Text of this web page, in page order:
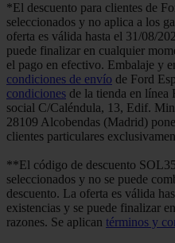
*El descuento para clientes de
seleccionados y no aplica a los
oferta es válida hasta el 31/08/
puede finalizar en cualquier
el pago en efectivo. Embalaje y
condiciones de envío de Ford
condiciones de la tienda en
social C/Caléndula, 13, Edif.
28109 Alcobendas (Madrid)
clientes particulares
**El código de descuento
seleccionados y no se puede
descuento. La oferta es válida
existencias y se puede finalizar
razones. Se aplican términos y